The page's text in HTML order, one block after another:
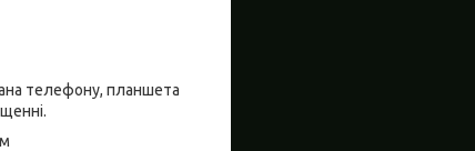
телефону, планшета